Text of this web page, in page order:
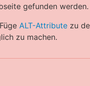
gefunden werden.
ALT-Attribute zu
zu machen.